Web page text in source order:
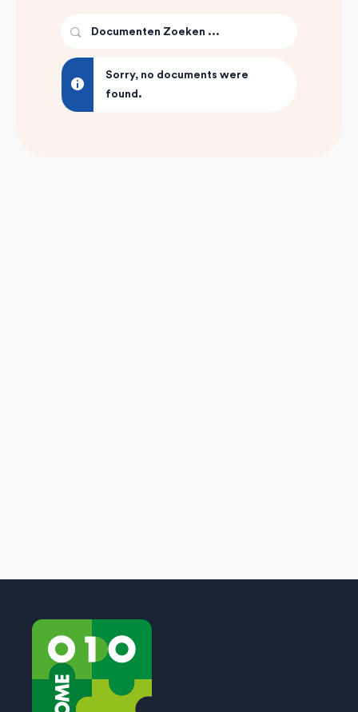
Documenten
...
Sorry, no documents were
found.